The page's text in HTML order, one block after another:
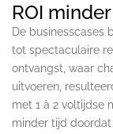
ROI
De businesscases
tot spectaculaire
ontvangst, waar
uitvoeren,
met 1 à 2 voltijdse
minder tijd